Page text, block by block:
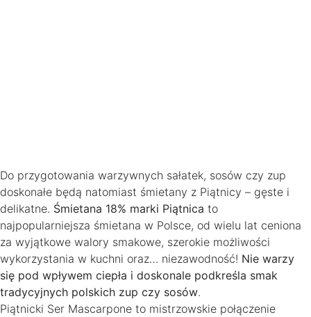
Do przygotowania warzywnych sałatek, sosów czy zup
doskonałe będą natomiast śmietany z Piątnicy – gęste i
delikatne. Śmietana 18% marki Piątnica to
najpopularniejsza śmietana w Polsce, od wielu lat ceniona
za wyjątkowe walory smakowe, szerokie możliwości
wykorzystania w kuchni oraz… niezawodność! Nie warzy
się pod wpływem ciepła i doskonale podkreśla smak
tradycyjnych polskich zup czy sosów.
Piątnicki Ser Mascarpone to mistrzowskie połączenie